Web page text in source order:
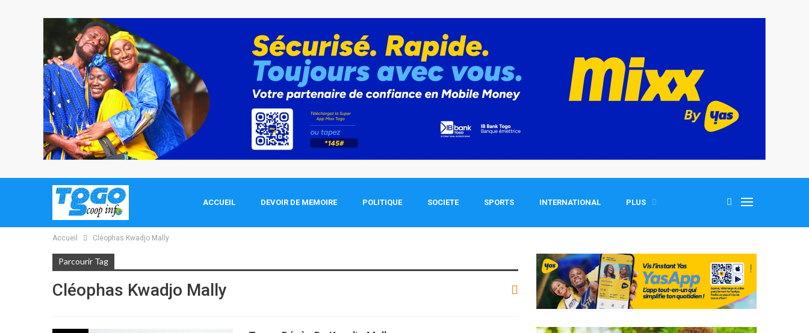
ACCUEIL DEVOIR DE MEMOIRE POLITIQUE SOCIETE SPORTS INTERNATIONAL PLUS
Accueil Cléophas Kwadjo Mally
Parcourir Tag
Cléophas Kwadjo Mally